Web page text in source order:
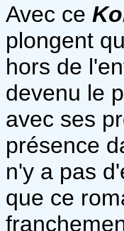
Avec ce
plongent
hors de
devenu le
avec ses
présence
n'y a pas
que ce